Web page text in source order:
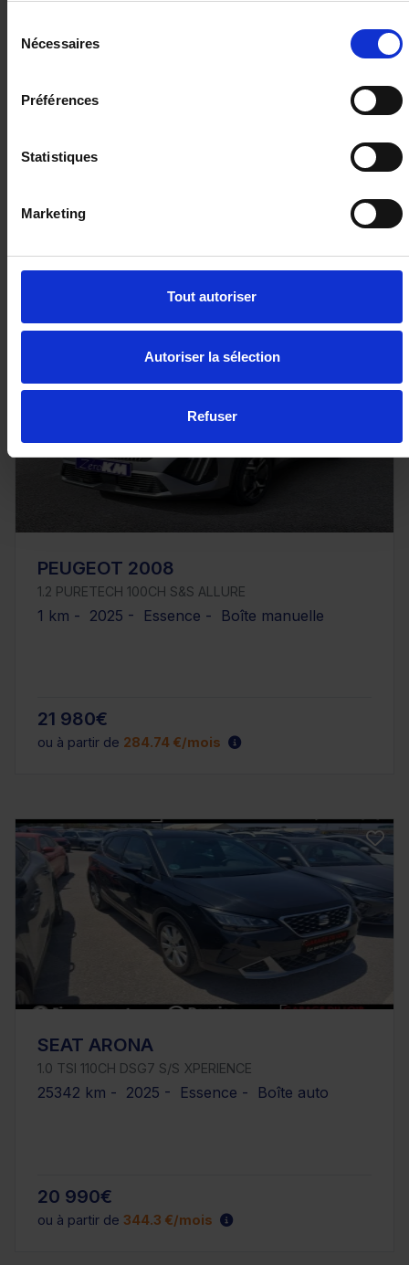
Nécessaires
Préférences
Statistiques
Marketing
Tout autoriser
Autoriser la sélection
Refuser
RENAULT CAPTUR
PEUGEOT 2008
1.2 PURETECH 100CH S&S ALLURE
1 km - 2025 - Essence - Boîte manuelle
21 980€
ou à partir de 284.74 €/mois
SEAT ARONA
1.0 TSI 110CH DSG7 S/S XPERIENCE
25342 km - 2025 - Essence - Boîte auto
20 990€
ou à partir de 344.3 €/mois